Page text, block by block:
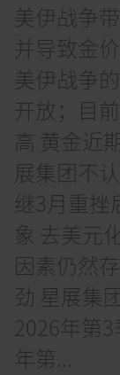
美伊战争
并导致金
美伊战争
开放；目
高 黄金近
展集团不
继3月重挫
象 去美元
因素仍然
劲 星展集
2026年第
年第...